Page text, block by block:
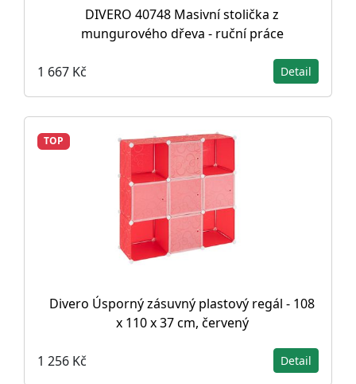
DIVERO 40748 Masivní stolička z
mungurového dřeva - ruční práce
1 667 Kč Detail
TOP
Divero Úsporný zásuvný plastový regál - 108
x 110 x 37 cm, červený
1 256 Kč Detail